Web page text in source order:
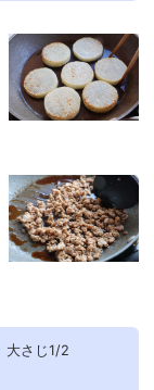
大さじ1/2